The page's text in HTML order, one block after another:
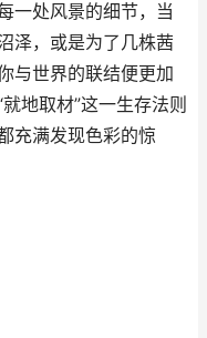
一处风景的细节，当
泽，或是为了几株茜
与世界的联结便更加
地取材”这一生存法则
充满发现色彩的惊